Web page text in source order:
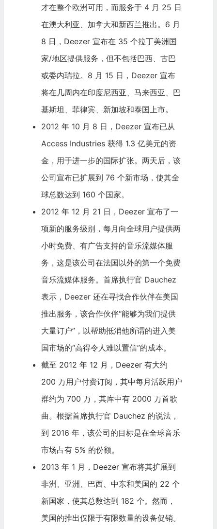
才在整个欧洲可用，而服务于 4 月 25 日
在澳大利亚、加拿大和新西兰推出。6 月
8 日，Deezer 宣布在 35 个拉丁美洲国
家/地区提供服务，但不包括巴西、古巴
或委内瑞拉。8 月 15 日，Deezer 宣布
将在几周内在印度尼西亚、马来西亚、巴
基斯坦、菲律宾、新加坡和泰国上市。
2012 年 10 月 8 日，Deezer 宣布已从
Access Industries 获得 1.3 亿美元的资
金，用于进一步的国际扩张。两天后，该
公司宣布已扩展到 76 个新市场，使其全
球总数达到 160 个国家。
2012 年 12 月 21 日，Deezer 宣布了一
项新的服务级别，每月向全球用户提供两
小时免费、有广告支持的音乐流媒体服
务，这是该公司在法国以外的第一个免费
音乐流媒体服务。首席执行官 Dauchez
表示，Deezer 还在寻找合作伙伴在美国
推出服务，该合作伙伴“能够为我们提供
大量订户”，以帮助抵消他所谓的进入美
国市场的“高得令人难以置信”的成本。
截至 2012 年 12 月，Deezer 有大约
200 万用户付费订阅，其中每月活跃用户
群约为 700 万，其库中有 2000 万首歌
曲。根据首席执行官 Dauchez 的说法，
到 2016 年，该公司的目标是在全球音乐
市场占有 5% 的份额。
2013 年 1 月，Deezer 宣布将其扩展到
非洲、亚洲、巴西、中东和美国的 22 个
新国家，使其总数达到 182 个。然而，
美国的推出仅限于有限数量的设备促销。